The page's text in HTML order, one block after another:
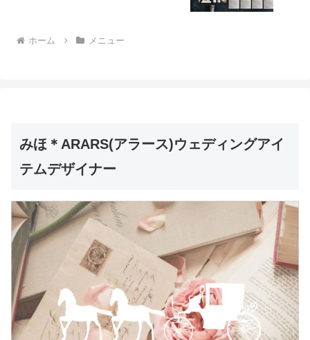
ホーム メニュー
みほ＊ARARS(アラース)ウェディングアイ
テムデザイナー